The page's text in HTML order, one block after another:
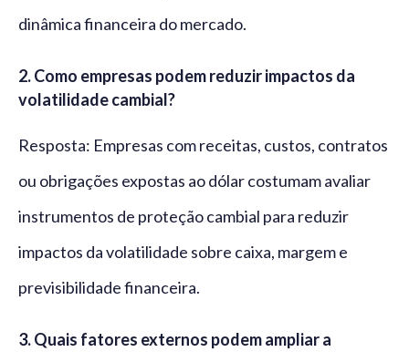
dinâmica financeira do mercado.
2. Como empresas podem reduzir impactos da
volatilidade cambial?
Resposta: Empresas com receitas, custos, contratos
ou obrigações expostas ao dólar costumam avaliar
instrumentos de proteção cambial para reduzir
impactos da volatilidade sobre caixa, margem e
previsibilidade financeira.
3. Quais fatores externos podem ampliar a